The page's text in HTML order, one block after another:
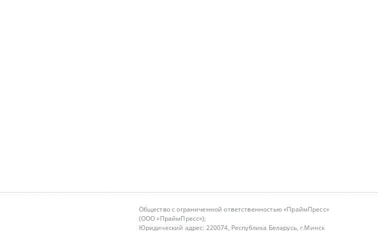
Общество с ограниченной ответственностью «ПраймПресс»
(ООО «ПраймПресс»);
Юридический адрес: 220074, Республика Беларусь, г.Минск